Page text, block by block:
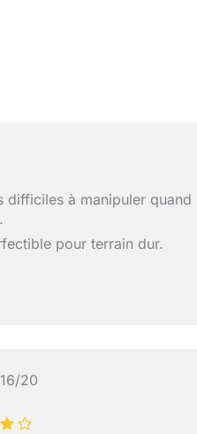
difficiles à manipuler quand
pour terrain dur.
20